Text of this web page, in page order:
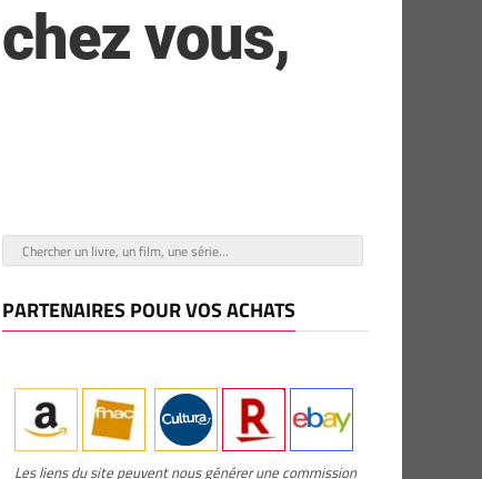
vous,
PARTENAIRES POUR VOS ACHATS
Les liens du site peuvent nous générer une commission